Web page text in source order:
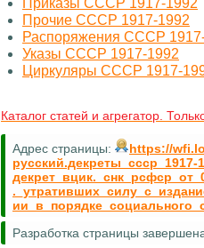
Приказы СССР 1917-1992
Прочие СССР 1917-1992
Распоряжения СССР
Указы СССР 1917-1992
Циркуляры СССР 1917-
Каталог статей и агрегатор.
Адрес страницы:
https://
русский.декреты_ссср_1917-
Разработка страницы